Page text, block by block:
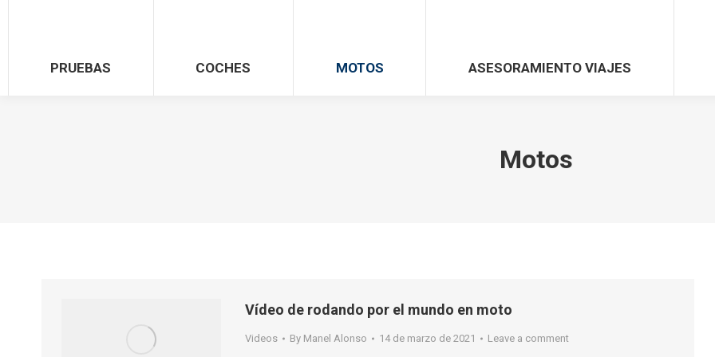
PRUEBAS COCHES MOTOS ASESORAMIENTO VIAJES
Motos
Vídeo de rodando por el mundo en moto
Videos By Manel Alonso 14 de marzo de 2021 Leave a comment